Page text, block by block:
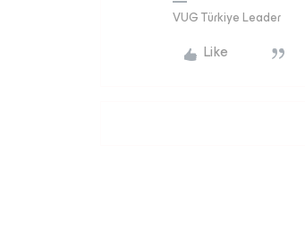
VUG Türkiye Leader
Like